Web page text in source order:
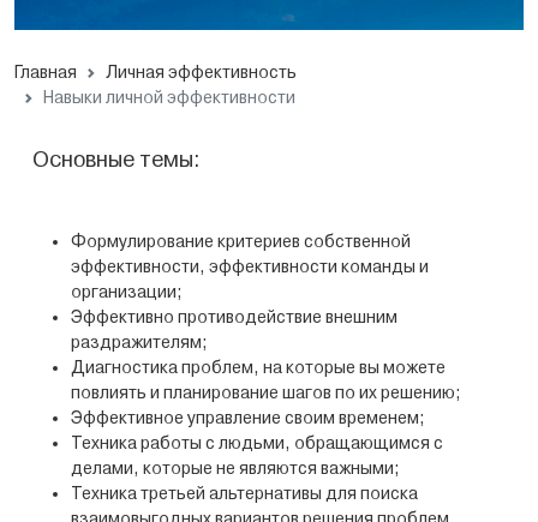
Главная
Личная эффективность
Навыки личной эффективности
Основные темы:
Формулирование критериев собственной
эффективности, эффективности команды и
организации;
Эффективно противодействие внешним
раздражителям;
Диагностика проблем, на которые вы можете
повлиять и планирование шагов по их решению;
Эффективное управление своим временем;
Техника работы с людьми, обращающимся с
делами, которые не являются важными;
Техника третьей альтернативы для поиска